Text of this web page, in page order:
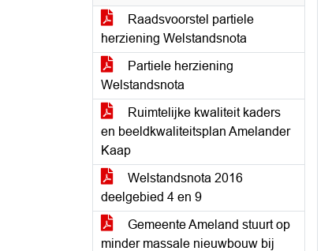
Raadsvoorstel partiele
herziening Welstandsnota
Partiele herziening
Welstandsnota
Ruimtelijke kwaliteit kaders
en beeldkwaliteitsplan Amelander
Kaap
Welstandsnota 2016
deelgebied 4 en 9
Gemeente Ameland stuurt op
minder massale nieuwbouw bij